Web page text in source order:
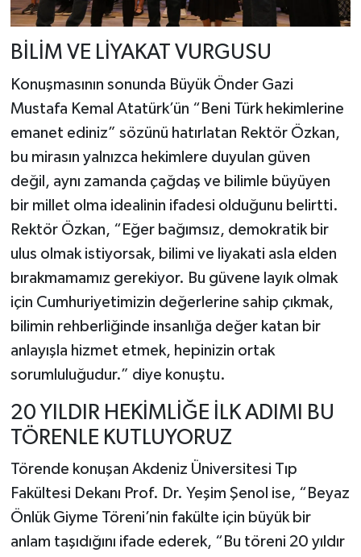
BİLİM VE LİYAKAT VURGUSU
Konuşmasının sonunda Büyük Önder Gazi
Mustafa Kemal Atatürk’ün “Beni Türk hekimlerine
emanet ediniz” sözünü hatırlatan Rektör Özkan,
bu mirasın yalnızca hekimlere duyulan güven
değil, aynı zamanda çağdaş ve bilimle büyüyen
bir millet olma idealinin ifadesi olduğunu belirtti.
Rektör Özkan, “Eğer bağımsız, demokratik bir
ulus olmak istiyorsak, bilimi ve liyakati asla elden
bırakmamamız gerekiyor. Bu güvene layık olmak
için Cumhuriyetimizin değerlerine sahip çıkmak,
bilimin rehberliğinde insanlığa değer katan bir
anlayışla hizmet etmek, hepinizin ortak
sorumluluğudur.” diye konuştu.
20 YILDIR HEKİMLİĞE İLK ADIMI BU
TÖRENLE KUTLUYORUZ
Törende konuşan Akdeniz Üniversitesi Tıp
Fakültesi Dekanı Prof. Dr. Yeşim Şenol ise, “Beyaz
Önlük Giyme Töreni’nin fakülte için büyük bir
anlam taşıdığını ifade ederek, “Bu töreni 20 yıldır